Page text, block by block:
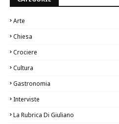
Arte
Chiesa
Crociere
Cultura
Gastronomia
Interviste
La Rubrica Di Giuliano